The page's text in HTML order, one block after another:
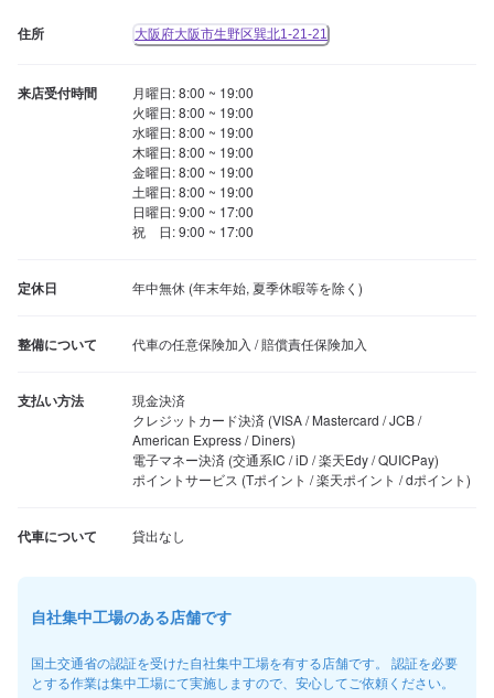
住所 大阪府大阪市生野区巽北1-21-21
来店受付時間
月曜日: 8:00 ~ 19:00
火曜日: 8:00 ~ 19:00
水曜日: 8:00 ~ 19:00
木曜日: 8:00 ~ 19:00
金曜日: 8:00 ~ 19:00
土曜日: 8:00 ~ 19:00
日曜日: 9:00 ~ 17:00
祝　日: 9:00 ~ 17:00
定休日 年中無休 (年末年始, 夏季休暇等を除く)
整備について 代車の任意保険加入 / 賠償責任保険加入
支払い方法
現金決済
クレジットカード決済 (VISA / Mastercard / JCB /
American Express / Diners)
電子マネー決済 (交通系IC / iD / 楽天Edy / QUICPay)
ポイントサービス (Tポイント / 楽天ポイント / dポイント)
代車について 貸出なし
自社集中工場のある店舗です
国土交通省の認証を受けた自社集中工場を有する店舗です。 認証を必要
とする作業は集中工場にて実施しますので、安心してご依頼ください。